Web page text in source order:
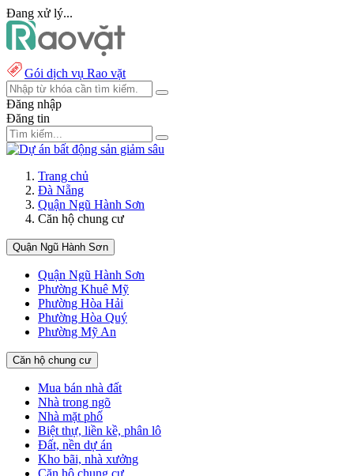
Đang xử lý...
Gói dịch vụ Rao vặt
Đăng nhập
Đăng tin
Trang chủ
Đà Nẵng
Quận Ngũ Hành Sơn
Căn hộ chung cư
Quận Ngũ Hành Sơn
Quận Ngũ Hành Sơn
Phường Khuê Mỹ
Phường Hòa Hải
Phường Hòa Quý
Phường Mỹ An
Căn hộ chung cư
Mua bán nhà đất
Nhà trong ngõ
Nhà mặt phố
Biệt thự, liền kề, phân lô
Đất, nền dự án
Kho bãi, nhà xưởng
Căn hộ chung cư